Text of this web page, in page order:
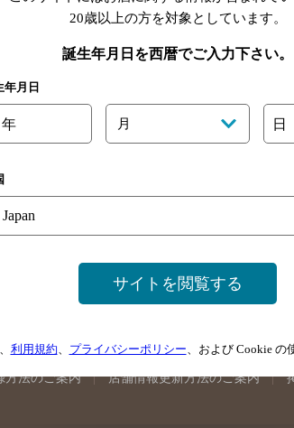
バー検索
のバー検索
バー検索 大阪府のバー検索 京都府のバ
岡山県のバー検索 山口県のバ
高知県のバー検索 福岡県のバー
方法のご案内 店舗情報更新方法のご案内
20歳以上の方を対象としています。
誕生年月日を西暦でご入力下さい。
年月日
年 月 日
サイトを閲覧する
利用規約、 プライバシーポリシー、および Cookie の